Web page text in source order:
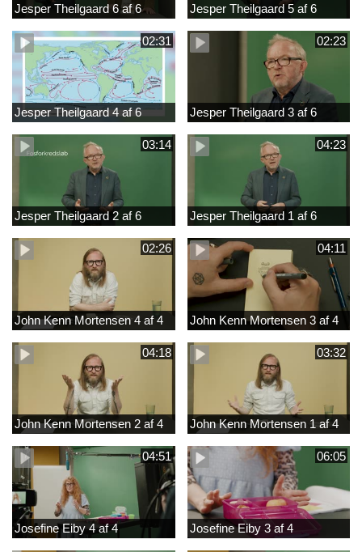
Jesper Theilgaard 6 af 6 Jesper Theilgaard 5 af 6
02:31
Jesper Theilgaard 4 af 6
02:23
Jesper Theilgaard 3 af 6
03:14
Jesper Theilgaard 2 af 6
04:23
Jesper Theilgaard 1 af 6
02:26
John Kenn Mortensen 4 af 4
04:11
John Kenn Mortensen 3 af 4
04:18
John Kenn Mortensen 2 af 4
03:32
John Kenn Mortensen 1 af 4
04:51
Josefine Eiby 4 af 4
06:05
Josefine Eiby 3 af 4